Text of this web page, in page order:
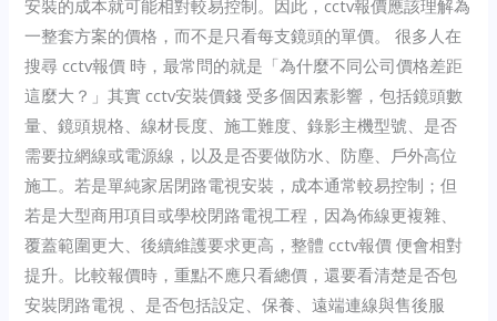
安裝的成本就可能相對較易控制。因此，cctv報價應該理解為
一整套方案的價格，而不是只看每支鏡頭的單價。 很多人在
搜尋 cctv報價 時，最常問的就是「為什麼不同公司價格差距
這麼大？」其實 cctv安裝價錢 受多個因素影響，包括鏡頭數
量、鏡頭規格、線材長度、施工難度、錄影主機型號、是否
需要拉網線或電源線，以及是否要做防水、防塵、戶外高位
施工。若是單純家居閉路電視安裝，成本通常較易控制；但
若是大型商用項目或學校閉路電視工程，因為佈線更複雜、
覆蓋範圍更大、後續維護要求更高，整體 cctv報價 便會相對
提升。比較報價時，重點不應只看總價，還要看清楚是否包
安裝閉路電視 、是否包括設定、保養、遠端連線與售後服